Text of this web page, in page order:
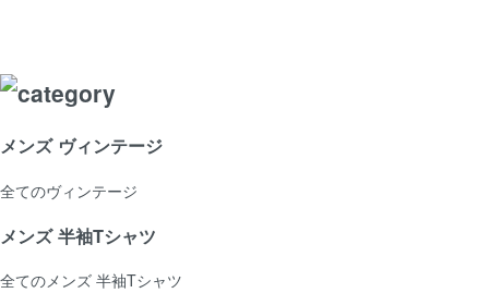
メンズ ヴィンテージ
全てのヴィンテージ
メンズ 半袖Tシャツ
全てのメンズ 半袖Tシャツ